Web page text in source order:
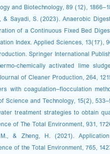
and Biotechnology, 89 (12),
& Sayadi, S. (2023). Anaerobic
of a Continuous Fixed Bed
Index. Applied Sciences, 13(17),
Springer International
chemically activated lime
of Cleaner Production, 264,
with coagulation–flocculation
Science and Technology, 15(2),
treatment strategies to obtain
of The Total Environment, 931,
& Zheng, H. (2021).
of the Total Environment, 765,